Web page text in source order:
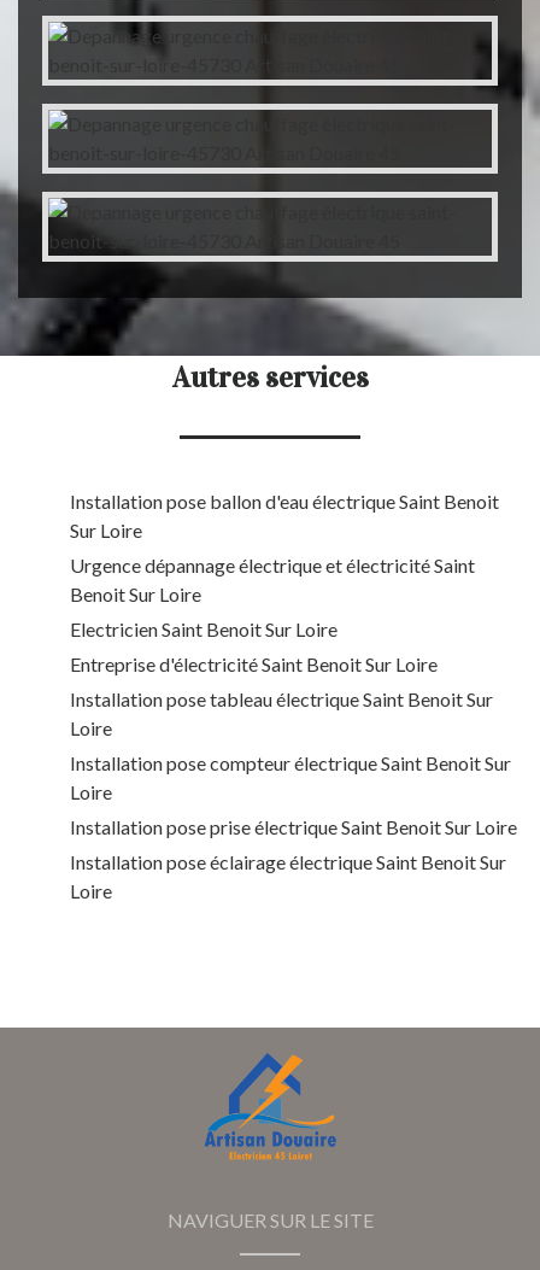
Autres services
Installation pose ballon d'eau électrique Saint Benoit
Sur Loire
Urgence dépannage électrique et électricité Saint
Benoit Sur Loire
Electricien Saint Benoit Sur Loire
Entreprise d'électricité Saint Benoit Sur Loire
Installation pose tableau électrique Saint Benoit Sur
Loire
Installation pose compteur électrique Saint Benoit Sur
Loire
Installation pose prise électrique Saint Benoit Sur Loire
Installation pose éclairage électrique Saint Benoit Sur
Loire
NAVIGUER SUR LE SITE